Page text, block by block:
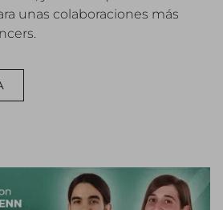
unas colaboraciones más